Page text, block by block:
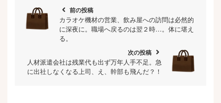
chevron_left 前の投稿
カラオケ機材の営業、飲み屋への訪問は必然的
に深夜に。職場へ戻るのは翌２時…。体に堪え
る。
次の投稿 chevron_right
人材派遣会社は残業代も出ず万年人手不足。急
に出社しなくなる上司、え、幹部も飛んだ？！